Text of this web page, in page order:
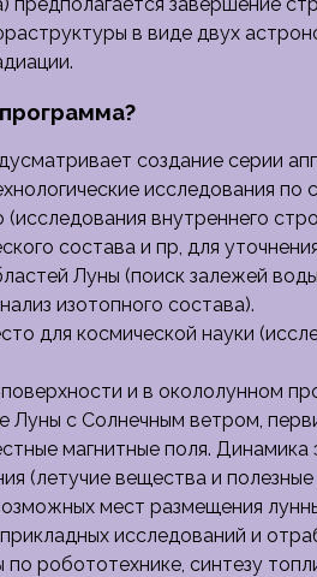
в виде двух
создание серии
исследования
(исследования внутреннего
состава и пр, для
Луны (поиск залежей
изотопного состава).
для космической науки
и в окололунном
Луны с Солнечным ветром,
магнитные поля. Динамика
(летучие вещества и
мест размещения
исследований и
робототехнике, синтезу